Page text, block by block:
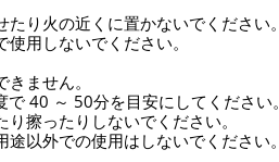
り火の近くに置かないでください。
用しないでください。
ません。
40 ～ 50分を目安にしてください。
擦ったりしないでください。
以外での使用はしないでください。